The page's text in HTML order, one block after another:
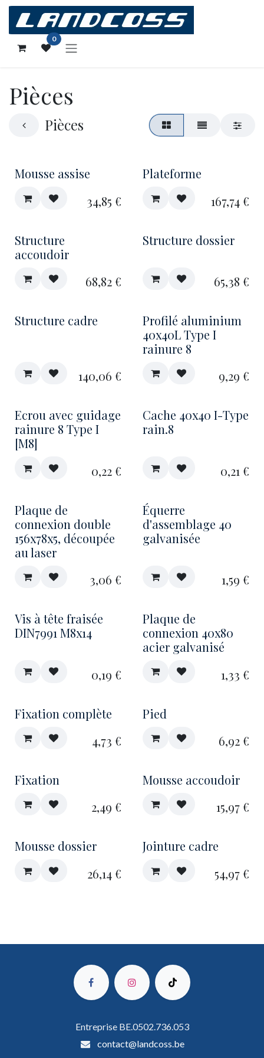
Se rendre au contenu
0
Pièces
Pièces
Mousse assise
34,85 €
Plateforme
167,74€
Structure
accoudoir
68,82€
Structure dossier
65,38 €
Structure cadre
140,06 €
Profilé aluminium
40x40L Type I
rainure 8
9,29 €
Ecrou avec guidage
rainure 8 Type I
[M8]
0,22€
Cache 40x40 I-Type
rain.8
0,21 €
Plaque de
connexion double
156x78x5, découpée
au laser
3,06 €
Équerre
d'assemblage 40
galvanisée
1,59 €
Vis à tête fraisée
DIN7991 M8x14
0,19 €
Plaque de
connexion 40x80
acier galvanisé
1,33 €
Fixation complète
4,73 €
Pied
6,92€
Fixation
2,49 €
Mousse accoudoir
15,97€
Mousse dossier
26,14€
Jointure cadre
54,97€
Entreprise BE.0502.736.053
contact@landcoss.be